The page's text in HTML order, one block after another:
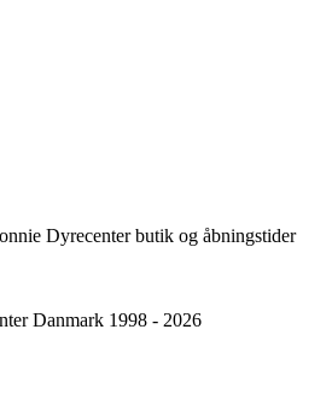
Dyrecenter butik og åbningstider
Danmark 1998 - 2026